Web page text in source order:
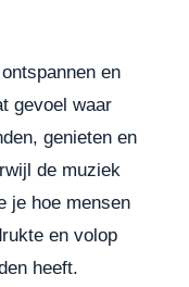
en
gevoel waar
genieten en
de muziek
je hoe mensen
en volop
heeft.